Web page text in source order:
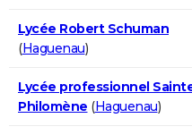
Lycée Robert Schuman
(Haguenau)
Lycée professionnel
Philomène (Haguenau)